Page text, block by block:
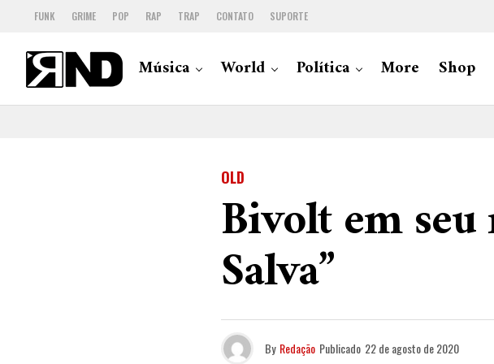
FUNK GRIME POP RAP TRAP CONTATO SUPORTE
Música World Política More Shop
OLD
Bivolt em
Salva”
By Redação Publicado 22 de agosto de 2020